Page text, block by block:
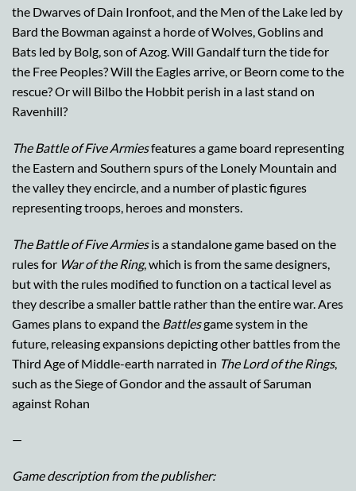
the Dwarves of Dain Ironfoot, and the Men of the Lake led by
Bard the Bowman against a horde of Wolves, Goblins and
Bats led by Bolg, son of Azog. Will Gandalf turn the tide for
the Free Peoples? Will the Eagles arrive, or Beorn come to the
rescue? Or will Bilbo the Hobbit perish in a last stand on
Ravenhill?
The Battle of Five Armiesfeatures a game board representing
the Eastern and Southern spurs of the Lonely Mountain and
the valley they encircle, and a number of plastic figures
representing troops, heroes and monsters.
The Battle of Five Armiesis a standalone game based on the
rules for War of the Ring, which is from the same designers,
but with the rules modified to function on a tactical level as
they describe a smaller battle rather than the entire war. Ares
Games plans to expand the Battlesgame system in the
future, releasing expansions depicting other battles from the
Third Age of Middle-earth narrated in The Lord of the Rings,
such as the Siege of Gondor and the assault of Saruman
against Rohan
—
Game description from the publisher: